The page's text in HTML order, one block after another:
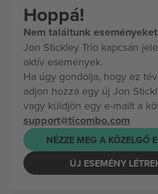
Hoppá!
Nem találtunk
Jon Stickley Trio kapcsán
aktív események.
Ha úgy gondolja, hogy ez
adjon hozzá egy új Jon
vagy küldjön egy e-mailt a
support@ticombo.com
NÉZZE MEG A KÖZELGŐ
ÚJ ESEMÉNY